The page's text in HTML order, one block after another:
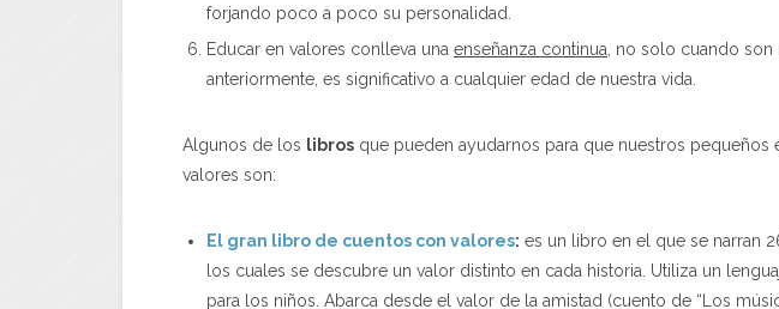
forjando poco a poco su personalidad.
Educar en valores conlleva una enseñanza continua , no solo cuando
anteriormente, es significativo a cualquier edad de nuestra vida.
Algunos de los libros que pueden ayudarnos para que nuestros pequeños
valores son:
El gran libro de cuentos con valores: es un libro en el que se narran
los cuales se descubre un valor distinto en cada historia. Utiliza un
para los niños. Abarca desde el valor de la amistad (cuento de “Los